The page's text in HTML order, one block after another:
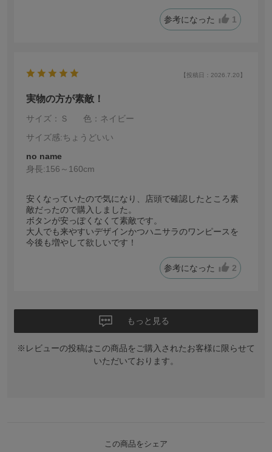
参考になった 1
【投稿日：2026.7.20】
実物の方が素敵！
サイズ：Ｓ
色：ネイビー
サイズ感:ちょうどいい
no name
身長:156～160cm
安くなっていたので気になり、店頭で確認したところ素
敵だったので購入しました。
ボタンが安っぽくなくて素敵です。
大人でも来やすいデザインかつハニサラのワンピースを
今後も増やして欲しいです！
参考になった 2
もっと見る
※レビューの投稿はこの商品をご購入されたお客様に限らせて
いただいております。
この商品をシェア